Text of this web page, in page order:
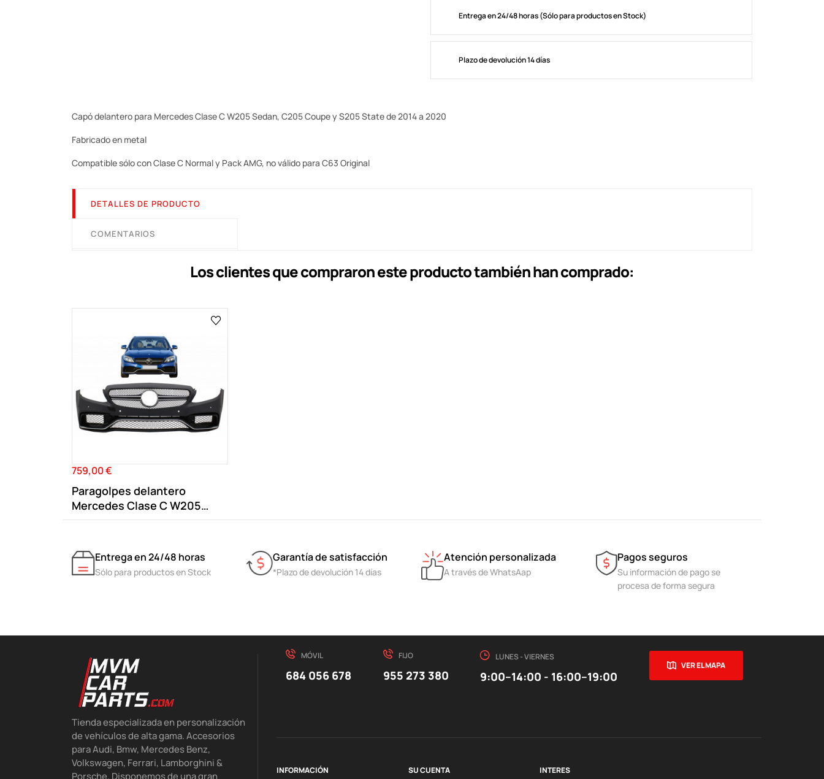
Entrega en 24/48 horas (Sólo para productos en Stock)
Plazo de devolución 14 días
Capó delantero para Mercedes Clase C W205 Sedan, C205 Coupe y S205 State de 2014 a 2020
Fabricado en metal
Compatible sólo con Clase C Normal y Pack AMG, no válido para C63 Original
DETALLES DE PRODUCTO
COMENTARIOS
Los clientes que compraron este producto también han comprado:
Precio
759,00 €
Paragolpes delantero
Mercedes Clase C W205
tipo...
Entrega en 24/48 horas
Sólo para productos en Stock
Garantía de satisfacción
*Plazo de devolución 14 días
Atención personalizada
A través de WhatsAap
Pagos seguros
Su información de pago se
procesa de forma segura
Tienda especializada en personalización
de vehículos de alta gama. Accesorios
para Audi, Bmw, Mercedes Benz,
Volkswagen, Ferrari, Lamborghini &
Porsche. Disponemos de una gran
MÓVIL
684 056 678
FIJO
955 273 380
LUNES - VIERNES
9:00–14:00 - 16:00–19:00
VER EL MAPA
INFORMACIÓN SU CUENTA INTERES